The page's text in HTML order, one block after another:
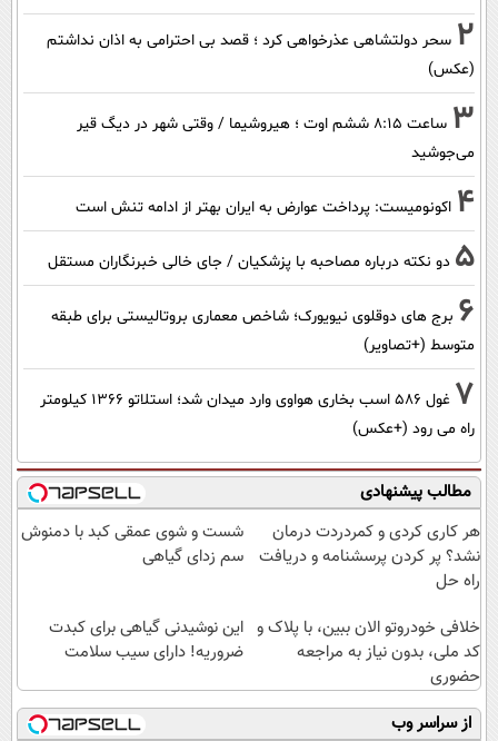
2 سحر دولتشاهی عذرخواهی کرد ؛ قصد بی احترامی به اذان نداشتم
(عکس)
3
ساعت ۸:۱۵ ششم اوت ؛ هیروشیما / وقتی شهر در دیگ قیر
می‌جوشید
4 اکونومیست: پرداخت عوارض به ایران بهتر از ادامه تنش است
5 دو نکته درباره مصاحبه با پزشکیان / جای خالی خبرنگاران مستقل
6 برج های دوقلوی نیویورک؛ شاخص معماری بروتالیستی برای طبقه
متوسط (+تصاویر)
7
غول 586 اسب بخاری هواوی وارد میدان شد؛ استلاتو 1366 کیلومتر
راه می رود (+عکس)
مطالب پیشنهادی
هر کاری کردی و کمردردت درمان
نشد؟ پر کردن پرسشنامه و دریافت
راه حل
شست و شوی عمقی کبد با دمنوش
سم زدای گیاهی
خلافی خودروتو الان ببین، با پلاک و
کد ملی، بدون نیاز به مراجعه
حضوری
این نوشیدنی گیاهی برای کبدت
ضروریه! دارای سیب سلامت
از سراسر وب